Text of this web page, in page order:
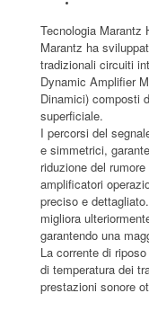
Tecnologia Marantz
Marantz ha
tradizionali circuiti
Dynamic Amplifier
Dinamici) composti
superficiale.
I percorsi del
e simmetrici,
riduzione del
amplificatori
preciso e
migliora
garantendo una
La corrente di
di temperatura dei
prestazioni sonore